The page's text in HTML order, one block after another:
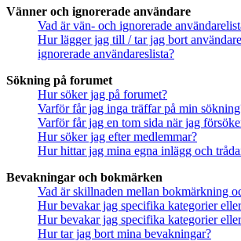
Vänner och ignorerade användare
Vad är vän- och ignorerade
Hur lägger jag till / tar jag bort
ignorerade användareslista?
Sökning på forumet
Hur söker jag på forumet?
Varför får jag inga träffar på min
Varför får jag en tom sida när jag
Hur söker jag efter medlemmar?
Hur hittar jag mina egna inlägg och
Bevakningar och bokmärken
Vad är skillnaden mellan bokmärkning
Hur bevakar jag specifika kategorier
Hur bevakar jag specifika kategorier
Hur tar jag bort mina bevakningar?